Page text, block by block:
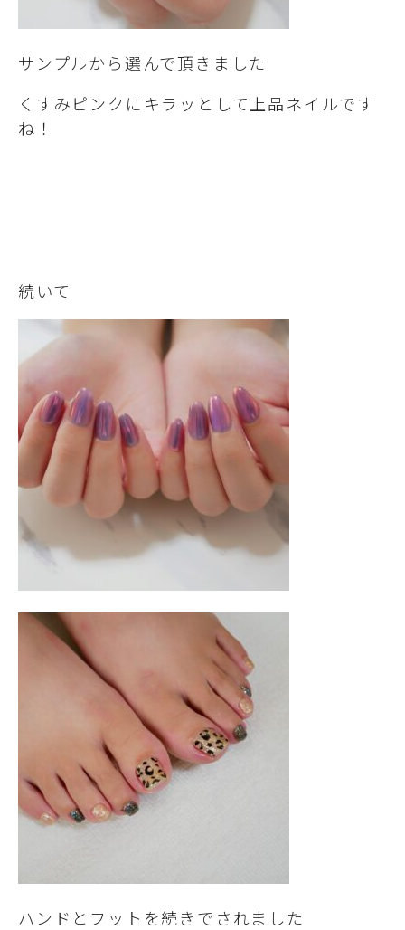
サンプルから選んで頂きました
くすみピンクにキラッとして上品ネイルです
ね！
続いて
ハンドとフットを続きでされました